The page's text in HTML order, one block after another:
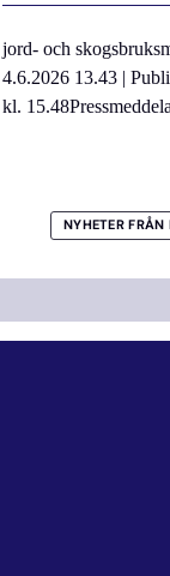
jord- och
4.6.2026 13.43 |
kl.
NYHETER FRÅN